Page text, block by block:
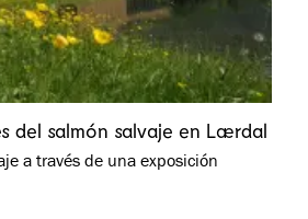
del salmón salvaje en Lærdal
a través de una exposición